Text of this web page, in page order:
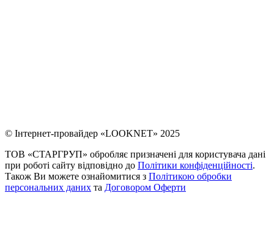
© Інтернет-провайдер «LOOKNET» 2025
ТОВ «СТАРГРУП» обробляє призначені для користувача дані
при роботі сайту відповідно до Політики конфіденційності.
Також Ви можете ознайомитися з Політикою обробки
персональних даних та Договором Оферти